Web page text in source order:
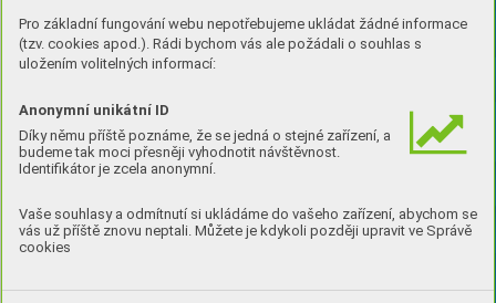
Pro základní fungování webu nepotřebujeme ukládat žádné informace
(tzv. cookies apod.). Rádi bychom vás ale požádali o souhlas s
uložením volitelných informací:
Anonymní unikátní ID
Díky němu příště poznáme, že se jedná o stejné zařízení, a
budeme tak moci přesněji vyhodnotit návštěvnost.
Identifikátor je zcela anonymní.
Vaše souhlasy a odmítnutí si ukládáme do vašeho zařízení, abychom se
vás už příště znovu neptali. Můžete je kdykoli později upravit ve Správě
cookies
NOVÉ RODINNÉ
BALENÍ